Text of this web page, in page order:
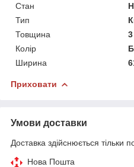
Стан
Тип
Товщина
Колір
Ширина
Приховати
Умови доставки
Доставка здійснюється тільки
Нова Пошта